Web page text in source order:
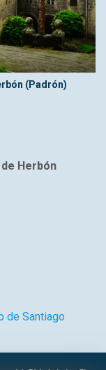
(Padrón)
Herbón
de Santiago